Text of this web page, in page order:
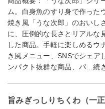
ム。白身魚のすり身で作った
焼き風「うな次郎」のおいし
に、圧倒的な長さとリアルな
した商品。手軽に楽しめるウ
き風メニュー、SNSでシェア
ンパクト抜群な商品、パ…続
旨みぎっしりちくわ（一